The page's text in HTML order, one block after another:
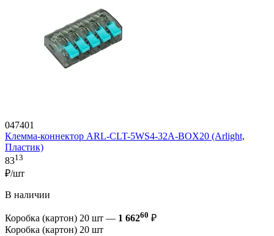
047401
Клемма-коннектор ARL-CLT-5WS4-32A-BOX20 (Arlight,
Пластик)
8313
₽/шт
В наличии
Коробка (картон) 20 шт — 1 66260 ₽
Коробка (картон) 20 шт